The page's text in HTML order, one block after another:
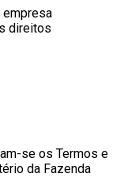
empresa
direitos
se os Termos e
da Fazenda